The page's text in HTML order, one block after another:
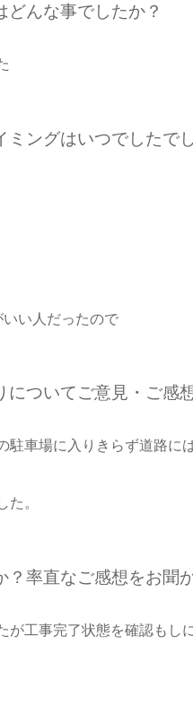
んな事でしたか？
ングはいつでしたで
い人だったので
ついてご意見・ご感
車場に入りきらず道路に
。
率直なご感想をお聞
工事完了状態を確認もし